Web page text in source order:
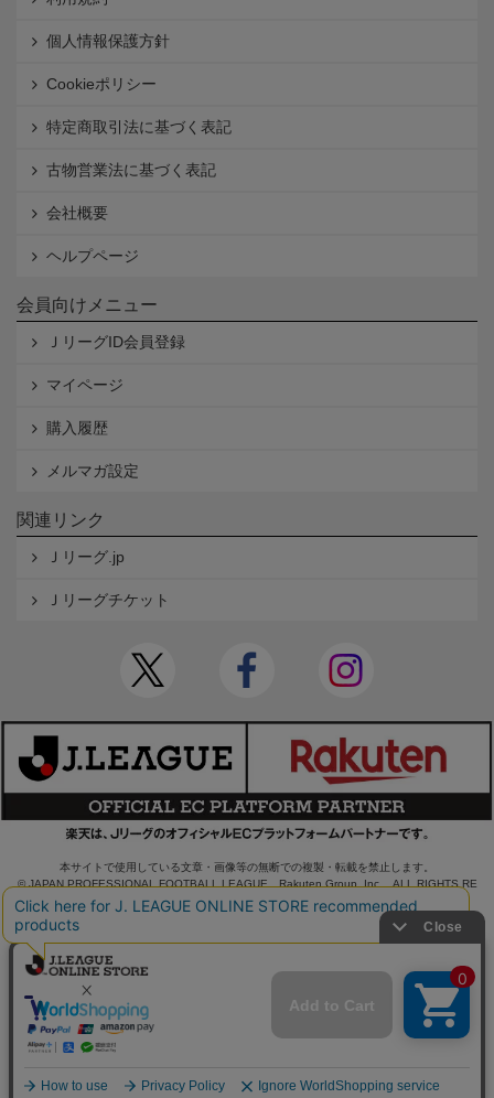
個人情報保護方針
Cookieポリシー
特定商取引法に基づく表記
古物営業法に基づく表記
会社概要
ヘルプページ
会員向けメニュー
ＪリーグID会員登録
マイページ
購入履歴
メルマガ設定
関連リンク
Ｊリーグ.jp
Ｊリーグチケット
本サイトで使用している文章・画像等の無断での複製・転載を禁止します。
© JAPAN PROFESSIONAL FOOTBALL LEAGUE Rakuten Group, Inc. ALL RIGHTS RE
SERVED.